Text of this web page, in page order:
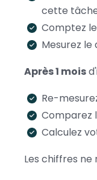
cette
Comptez
Mesurez
Après 1 mois
Re-
Comparez
Calculez
Les chiffres